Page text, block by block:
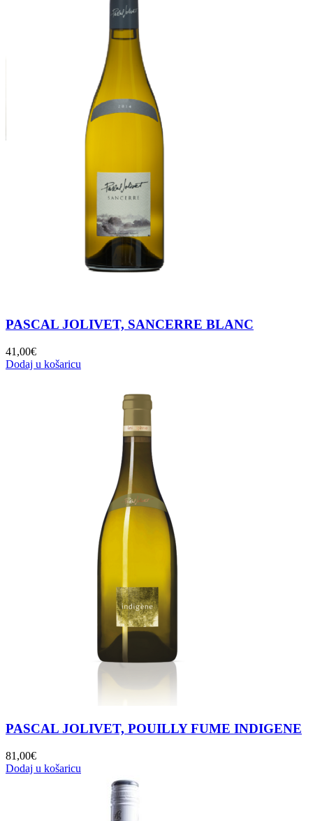
PASCAL JOLIVET, SANCERRE BLANC
41,00€
Dodaj u košaricu
PASCAL JOLIVET, POUILLY FUME INDIGENE
81,00€
Dodaj u košaricu